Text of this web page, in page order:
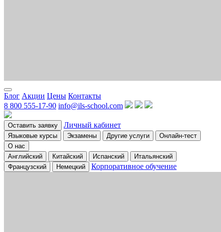
Блог Акции Цены Контакты
8 800 555-17-90 info@ils-school.com
Оставить заявку Личный кабинет
Языковые курсы Экзамены Другие услуги
Онлайн-тест
О нас
Английский
Китайский Испанский
Итальянский
Французский
Немецкий Корпоративное обучение